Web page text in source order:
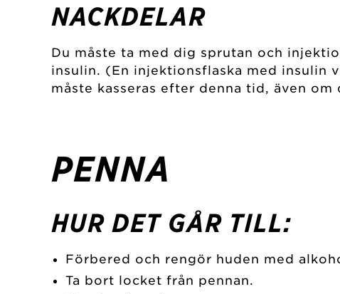
NACKDELAR
Du måste ta med dig sprutan och
insulin. (En injektionsflaska med insulin
måste kasseras efter denna tid, även
PENNA
HUR DET GÅR TILL:
Förbered och rengör huden med
Ta bort locket från pennan.